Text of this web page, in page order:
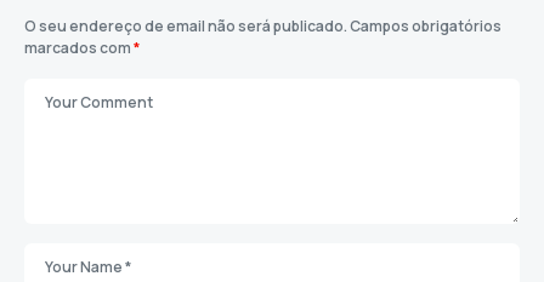
O seu endereço de email não será publicado.Campos obrigatórios
marcados com*